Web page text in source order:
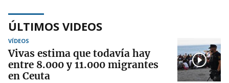
ÚLTIMOS VIDEOS
VÍDEOS
Vivas estima que todavía hay
entre 8.000 y 11.000 migrantes
en Ceuta